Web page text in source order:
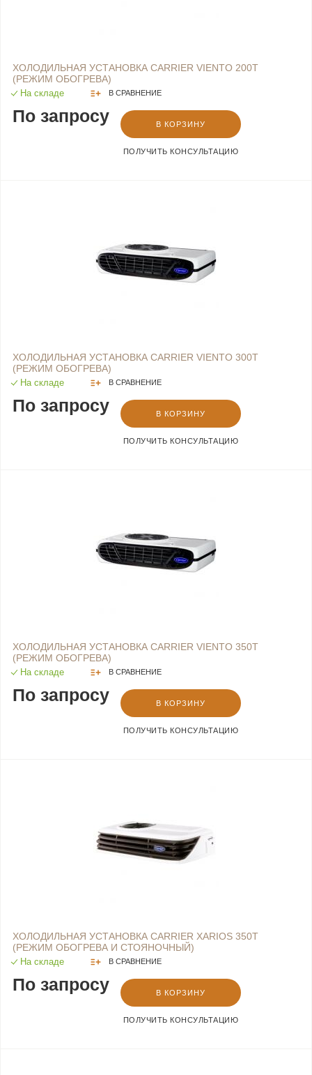
ХОЛОДИЛЬНАЯ УСТАНОВКА CARRIER VIENTO 200Т
(РЕЖИМ ОБОГРЕВА)
На складе В СРАВНЕНИЕ
По запросу В КОРЗИНУ
ПОЛУЧИТЬ КОНСУЛЬТАЦИЮ
ХОЛОДИЛЬНАЯ УСТАНОВКА CARRIER VIENTO 300Т
(РЕЖИМ ОБОГРЕВА)
На складе В СРАВНЕНИЕ
По запросу В КОРЗИНУ
ПОЛУЧИТЬ КОНСУЛЬТАЦИЮ
ХОЛОДИЛЬНАЯ УСТАНОВКА CARRIER VIENTO 350Т
(РЕЖИМ ОБОГРЕВА)
На складе В СРАВНЕНИЕ
По запросу В КОРЗИНУ
ПОЛУЧИТЬ КОНСУЛЬТАЦИЮ
ХОЛОДИЛЬНАЯ УСТАНОВКА CARRIER XARIOS 350Т
(РЕЖИМ ОБОГРЕВА И СТОЯНОЧНЫЙ)
На складе В СРАВНЕНИЕ
По запросу В КОРЗИНУ
ПОЛУЧИТЬ КОНСУЛЬТАЦИЮ